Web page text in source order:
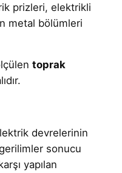
prizleri, elektrikli
metal bölümleri
toprak
devrelerinin
sonucu
yapılan